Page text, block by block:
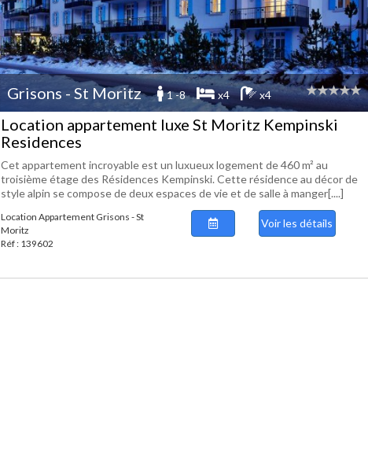
Grisons - St Moritz 1 -8 x4 x4
Location appartement luxe St Moritz Kempinski
Residences
Cet appartement incroyable est un luxueux logement de 460 m² au
troisième étage des Résidences Kempinski. Cette résidence au décor de
style alpin se compose de deux espaces de vie et de salle à manger[....]
Location Appartement Grisons - St
Moritz
Réf : 139602
Voir les détails